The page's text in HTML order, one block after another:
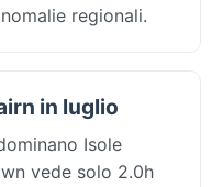
regionali.
in luglio
Isole
vede solo 2.0h